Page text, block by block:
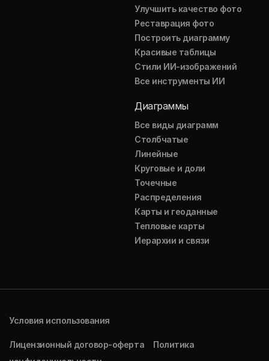
Улучшить качество фото
Реставрация фото
Построить диаграмму
Красивые таблицы
Стили ИИ-изображений
Все инструменты ИИ
Диаграммы
Все виды диаграмм
Столбчатые
Линейные
Круговые и доли
Точечные
Распределения
Карты и геоданные
Тепловые карты
Иерархии и связи
Условия использования
Лицензионный договор-оферта
Политика